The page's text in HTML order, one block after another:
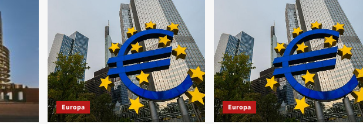
Europa Europa